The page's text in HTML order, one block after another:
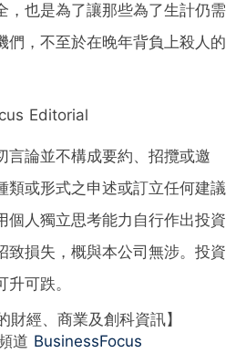
，也是為了讓那些為了生計仍需
們，不至於在晚年背負上殺人的
Editorial
言論並不構成要約、招攬或邀
類或形式之申述或訂立任何建議
個人獨立思考能力自行作出投資
致損失，概與本公司無涉。投資
可跌。
財經、商業及創科資訊】
道 BusinessFocus